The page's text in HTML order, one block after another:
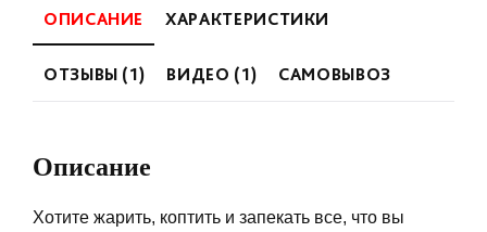
ОПИСАНИЕ ХАРАКТЕРИСТИКИ
ОТЗЫВЫ (1) ВИДЕО (1) САМОВЫВОЗ
Описание
Хотите жарить, коптить и запекать все, что вы